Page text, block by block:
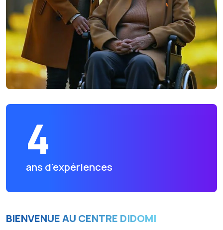
4
ans d'expériences
BIENVENUE AU CENTRE DIDOMI